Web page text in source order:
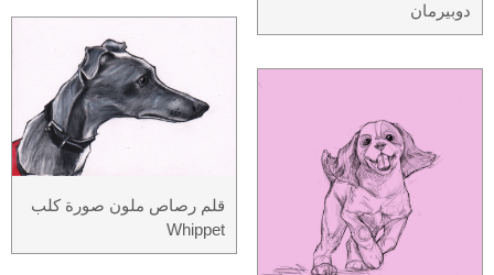
دوبيرمان
قلم رصاص ملون صورة كلب
Whippet